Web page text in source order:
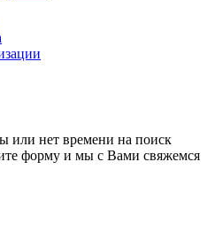
или нет времени на поиск
форму и мы с Вами свяжемся